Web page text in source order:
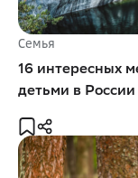
Семья
16 интересных
детьми в России